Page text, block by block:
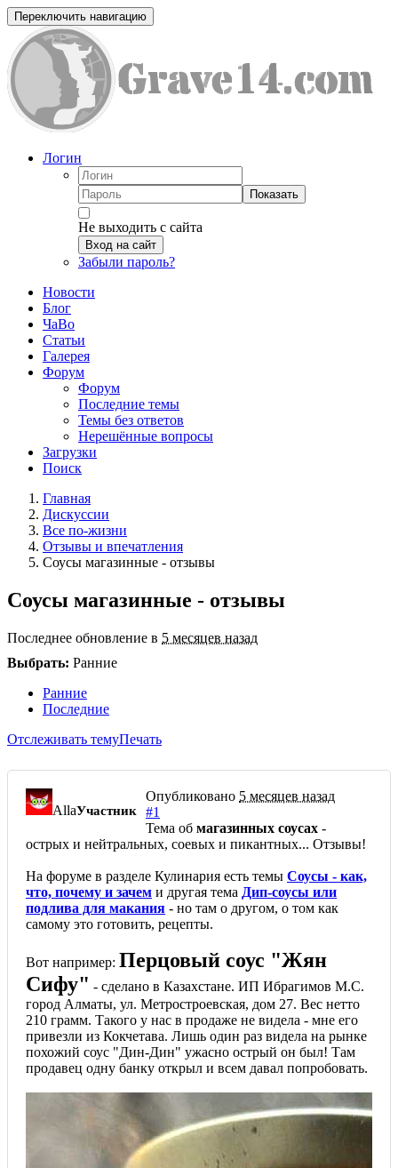
Переключить навигацию
Логин
Показать
Не выходить с сайта
Вход на сайт
Забыли пароль?
Новости
Блог
ЧаВо
Статьи
Галерея
Форум
Форум
Последние темы
Темы без ответов
Нерешённые вопросы
Загрузки
Поиск
Главная
Дискуссии
Все по-жизни
Отзывы и впечатления
Соусы магазинные - отзывы
Соусы магазинные - отзывы
Последнее обновление в 5 месяцев назад
Выбрать: Ранние
Ранние
Последние
Отслеживать темуПечать
AllaУчастник
Опубликовано 5 месяцев назад
#1
Тема об магазинных соусах -
острых и нейтральных, соевых и пикантных... Отзывы!
На форуме в разделе Кулинария есть темы Соусы - как,
что, почему и зачем и другая тема Дип-соусы или
подлива для макания - но там о другом, о том как
самому это готовить, рецепты.
Вот например: Перцовый соус "Жян
Сифу" - сделано в Казахстане. ИП Ибрагимов М.С.
город Алматы, ул. Метростроевская, дом 27. Вес нетто
210 грамм. Такого у нас в продаже не видела - мне его
привезли из Кокчетава. Лишь один раз видела на рынке
похожий соус "Дин-Дин" ужасно острый он был! Там
продавец одну банку открыл и всем давал попробовать.